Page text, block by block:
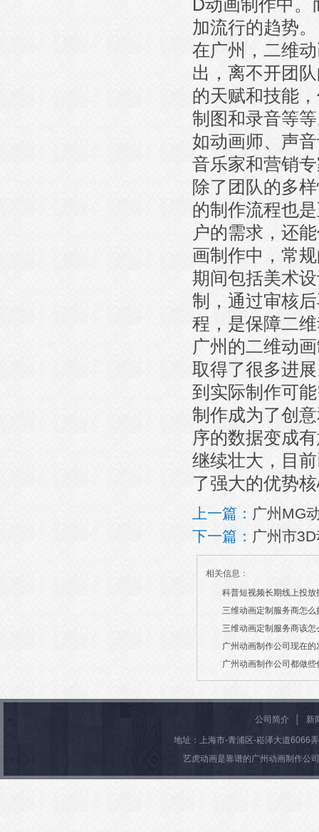
D动画制作中
加流行的趋势。
在广州，二维
出，离不开团
的天赋和技能
制图和录音等
如动画师、声
音乐家和营销
除了团队的多
的制作流程也
户的需求，还
画制作中，常
期间包括美术
制，通过审核
程，是保障二
广州的二维动
取得了很多进
到实际制作可
制作成为了创
序的数据变成
继续壮大，目
了强大的优势
上一篇： 广州MG
下一篇： 广州市
相关信息：
科普短视频长期线上投
2026/07/21
三维动画定制服务商怎么
2026/03/19
三维动画定制服务商该怎
2026/03/13
广州动画制作公司现在的
2026/03/06
广州动画制作公司都做些
2026/03/04
公司简介 新
地址：上海市-青浦区-崧泽大道6066
艺虎动画是靠谱的广州动画制作公